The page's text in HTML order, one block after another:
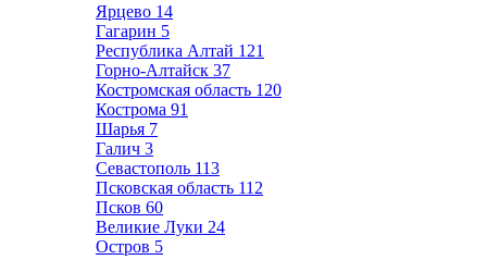
Ярцево 14
Гагарин 5
Республика Алтай 121
Горно-Алтайск 37
Костромская область 120
Кострома 91
Шарья 7
Галич 3
Севастополь 113
Псковская область 112
Псков 60
Великие Луки 24
Остров 5